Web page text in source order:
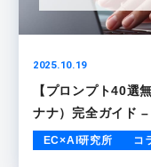
2025.10.19
【プロンプト40
ナナ）完全ガイド
EC×AI研究所 コ